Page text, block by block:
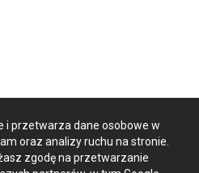
i przetwarza dane osobowe w
oraz analizy ruchu na stronie.
zgodę na przetwarzanie